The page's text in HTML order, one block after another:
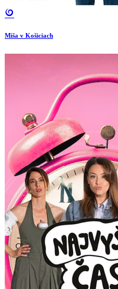
Miša v Košiciach